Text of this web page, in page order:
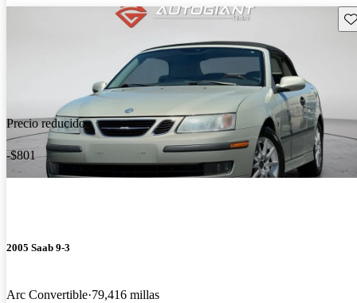
Precio reducido
-$801
2005 Saab 9-3
Arc Convertible 79,416 millas